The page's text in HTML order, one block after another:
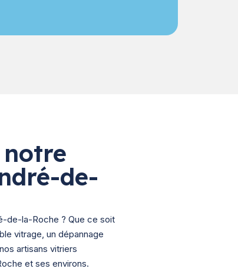
de-
de-la-Roche ? Que ce soit
vitrage, un dépannage
artisans vitriers
et ses environs.